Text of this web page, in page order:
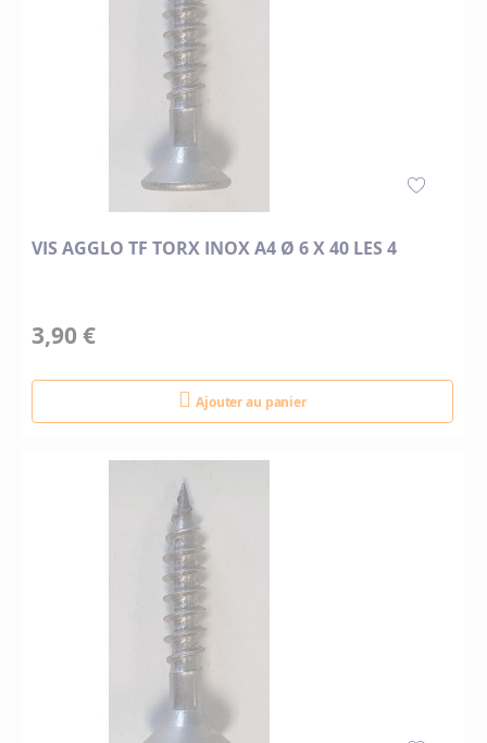
VIS AGGLO TF TORX INOX A4 Ø 6 X 40 LES 4
3,90 €
Ajouter au panier